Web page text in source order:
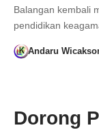
Balangan kembali
pendidikan
Andaru
Dorong